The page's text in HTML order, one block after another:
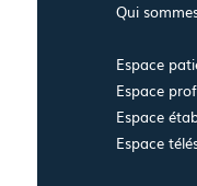
Qui
Espace
Espace
Espace
Espace